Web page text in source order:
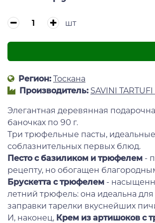
шт
Регион: Тоскана
Производитель: SAVINI TARTUFI
Элегантная деревянная
баночках по 90 г.
Три трюфельные пасты, идеальные
соблазнительных первых блюд.
Песто с базиликом и трюфелем -
рецепту, но обогащен
Брускетта с трюфелем -
летний трюфель: она идеальна
заправки тарелки вкуснейших
И, наконец, Крем из артишоков с